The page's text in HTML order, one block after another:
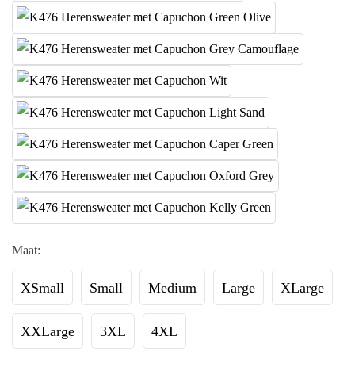
Maat:
XSmall Small Medium Large XLarge
XXLarge 3XL 4XL